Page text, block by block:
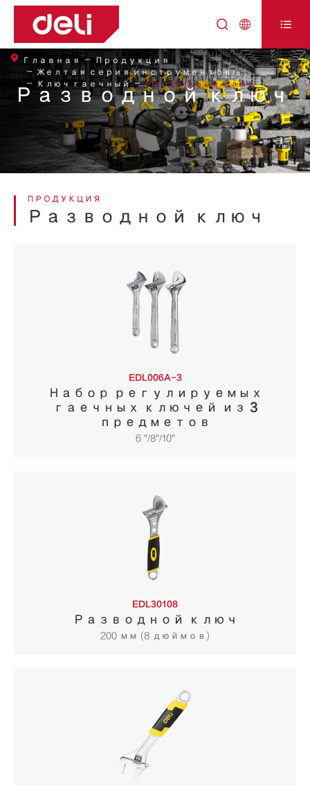
  
Разводной ключ
Главная
Продукция
Желтая серия инструментов
Ключ гаечный
Разводной ключ
ПРОДУКЦИЯ
Разводной ключ
EDL006A-3
Набор регулируемых
гаечных ключей из 3
предметов
6 "/8"/10"
EDL30108
Разводной ключ
200 мм (8 дюймов)